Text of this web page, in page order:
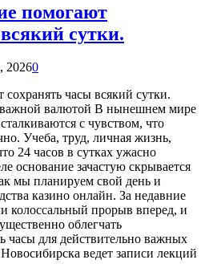
помогают
сутки.
20260
часы всякий сутки.
важной валютой В нынешнем мире
с чувством, что
Учеба, труд, личная жизнь,
24 часов в сутках ужасно
основание зачастую скрывается
мы планируем свой день и
казино онлайн. За недавние
колоссальный прорыв вперед, и
облегчать
часы для действительно важных
ведет записи лекций